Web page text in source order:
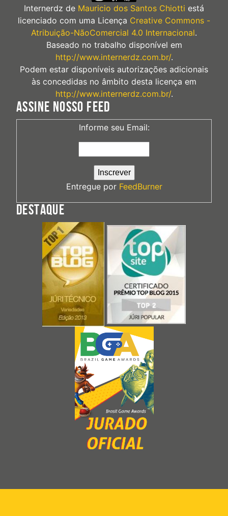
Internerdz de Mauricio dos Santos Chiotti está
licenciado com uma Licença Creative Commons -
Atribuição-NãoComercial 4.0 Internacional.
Baseado no trabalho disponível em
http://www.internerdz.com.br/.
Podem estar disponíveis autorizações adicionais
às concedidas no âmbito desta licença em
http://www.internerdz.com.br/.
ASSINE NOSSO FEED
Informe seu Email:
Entregue por FeedBurner
DESTAQUE